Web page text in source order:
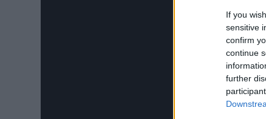
If you
sensitive
confirm
continue
further